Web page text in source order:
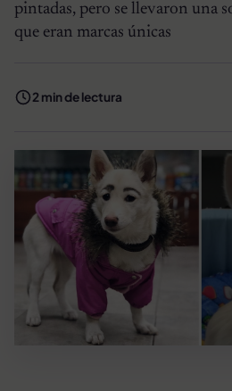
pintadas, pero se llevaron una
que eran marcas únicas
2 min de lectura